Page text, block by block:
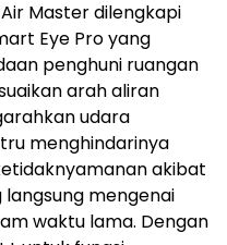
Master dilengkapi
Eye Pro yang
penghuni ruangan
arah aliran
udara
menghindarinya
akibat
mengenai
waktu lama. Dengan